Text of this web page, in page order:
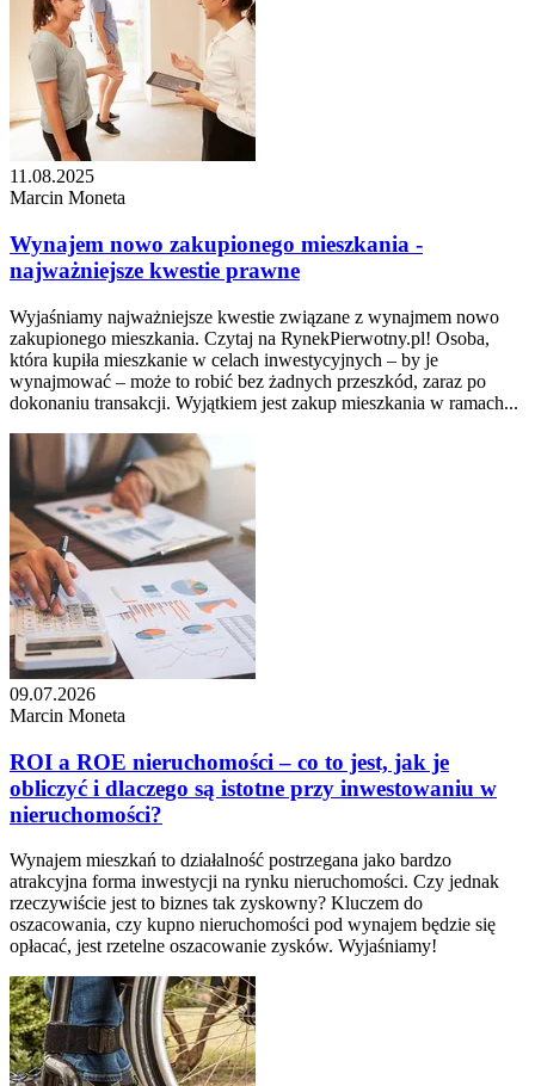
11.08.2025
Marcin Moneta
Wynajem nowo zakupionego mieszkania -
najważniejsze kwestie prawne
Wyjaśniamy najważniejsze kwestie związane z wynajmem nowo
zakupionego mieszkania. Czytaj na RynekPierwotny.pl! Osoba,
która kupiła mieszkanie w celach inwestycyjnych – by je
wynajmować – może to robić bez żadnych przeszkód, zaraz po
dokonaniu transakcji. Wyjątkiem jest zakup mieszkania w ramach...
09.07.2026
Marcin Moneta
ROI a ROE nieruchomości – co to jest, jak je
obliczyć i dlaczego są istotne przy inwestowaniu w
nieruchomości?
Wynajem mieszkań to działalność postrzegana jako bardzo
atrakcyjna forma inwestycji na rynku nieruchomości. Czy jednak
rzeczywiście jest to biznes tak zyskowny? Kluczem do
oszacowania, czy kupno nieruchomości pod wynajem będzie się
opłacać, jest rzetelne oszacowanie zysków. Wyjaśniamy!